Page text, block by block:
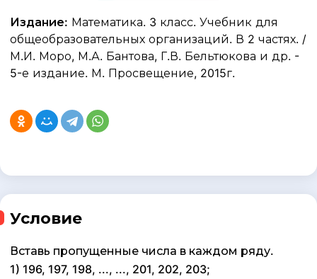
Издание: Математика. 3 класс. Учебник для
общеобразовательных организаций. В 2 частях. /
М.И. Моро, М.А. Бантова, Г.В. Бельтюкова и др. -
5-е издание. М. Просвещение, 2015г.
Условие
Вставь пропущенные числа в каждом ряду.
1) 196, 197, 198, ..., ..., 201, 202, 203;